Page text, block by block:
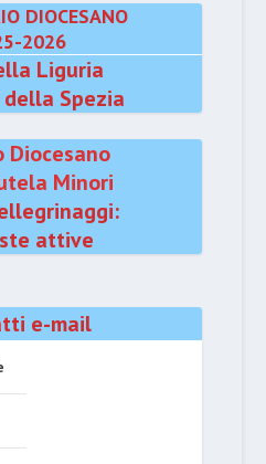
DIOCESANO
2026
Liguria
della Spezia
Diocesano
Minori
attive
e-mail